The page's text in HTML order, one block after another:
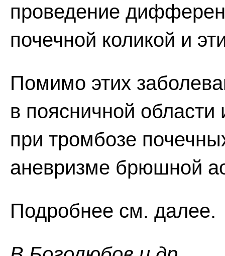
проведение
почечной коликой и
Помимо этих
в поясничной
при тромбозе
аневризме брюшной
Подробнее см. далее.